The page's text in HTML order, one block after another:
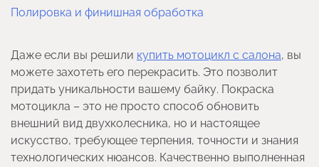
Полировка и финишная обработка
Даже если вы решили купить мотоцикл с салона, вы
можете захотеть его перекрасить. Это позволит
придать уникальности вашему байку. Покраска
мотоцикла – это не просто способ обновить
внешний вид двухколесника, но и настоящее
искусство, требующее терпения, точности и знания
технологических нюансов. Качественно выполненная